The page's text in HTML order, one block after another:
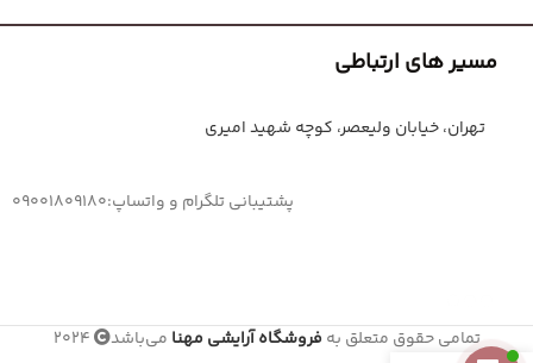
مسیر های ارتباطی
تهران، خیابان ولیعصر، کوچه شهید امیری
پشتیبانی تلگرام و واتساپ:09001809180
تمامی حقوق متعلق به فروشگاه آرایشی مهنا می‌باشد